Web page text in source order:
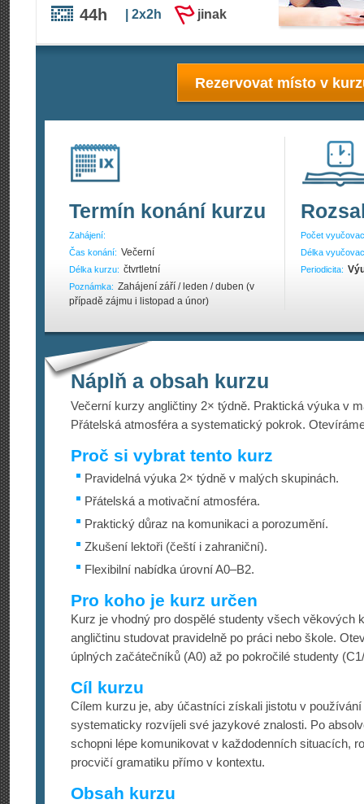
44h | 2x2h jinak
Rezervovat místo v
Termín konání kurzu
Zahájení:
Čas konání: Večerní
Délka kurzu: čtvrtletní
Poznámka: Zahájení září / leden / duben (v
případě zájmu i listopad a únor)
Počet
Délka
Periodicita:
Náplň a obsah kurzu
Večerní kurzy angličtiny 2× týdně. Praktická výuka v
Přátelská atmosféra a systematický pokrok.
Proč si vybrat tento kurz
Pravidelná výuka 2× týdně v malých skupinách.
Přátelská a motivační atmosféra.
Praktický důraz na komunikaci a porozumění.
Zkušení lektoři (čeští i zahraniční).
Flexibilní nabídka úrovní A0–B2.
Pro koho je kurz určen
Kurz je vhodný pro dospělé studenty všech věkových
angličtinu studovat pravidelně po práci nebo škole.
úplných začátečníků (A0) až po pokročilé studenty
Cíl kurzu
Cílem kurzu je, aby účastníci získali jistotu v používání
systematicky rozvíjeli své jazykové znalosti. Po
schopni lépe komunikovat v každodenních situacích,
procvičí gramatiku přímo v kontextu.
Obsah kurzu